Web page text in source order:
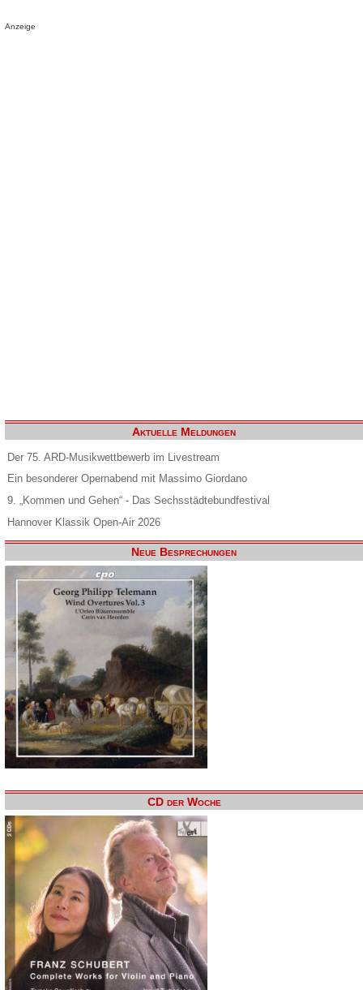
Anzeige
Aktuelle Meldungen
Der 75. ARD-Musikwettbewerb im Livestream
Ein besonderer Opernabend mit Massimo Giordano
9. „Kommen und Gehen“ - Das Sechsstädtebundfestival
Hannover Klassik Open-Air 2026
Neue Besprechungen
CD der Woche